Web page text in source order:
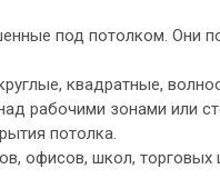
под потолком. Они
квадратные,
рабочими зонами или
потолка.
офисов, школ, торговых